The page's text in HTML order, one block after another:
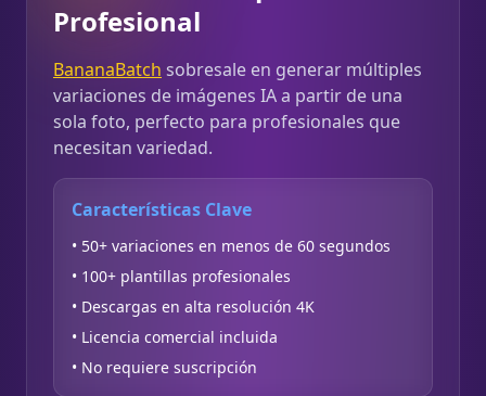
Profesional
BananaBatch sobresale en generar múltiples
variaciones de imágenes IA a partir de una
sola foto, perfecto para profesionales que
necesitan variedad.
Características Clave
• 50+ variaciones en menos de 60 segundos
• 100+ plantillas profesionales
• Descargas en alta resolución 4K
• Licencia comercial incluida
• No requiere suscripción